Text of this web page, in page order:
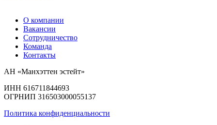
О компании
Вакансии
Сотрудничество
Команда
Контакты
АН «Манхэттен эстейт»
ИНН 616711844693
ОГРНИП 316503000055137
Политика конфиденциальности